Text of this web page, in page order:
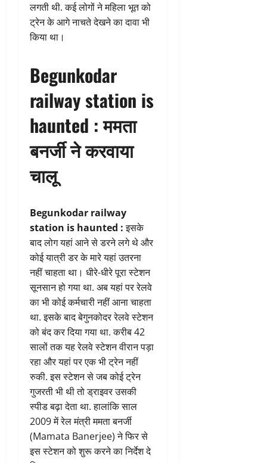
लगती थी. कई लोगों ने महिला भूत को
ट्रेन के आगे नाचते देखने का दावा भी
किया था।
Begunkodar
railway station is
haunted : ममता
बनर्जी ने करवाया
चालू
Begunkodar railway
station is haunted :इसके
बाद लोग यहां आने से डरने लगे थे और
कोई यात्री डर के मारे यहां उतरना
नहीं चाहता था। धीरे-धीरे पूरा स्टेशन
सूनसान हो गया था. अब यहां पर रेलवे
का भी कोई कर्मचारी नहीं आना चाहता
था. इसके बाद बेगुनकोदर रेलवे स्टेशन
को बंद कर दिया गया था. करीब 42
सालों तक यह रेलवे स्टेशन वीरान पड़ा
रहा और यहां पर एक भी ट्रेन नहीं
रुकी. इस स्टेशन से जब कोई ट्रेन
गुजरती भी थी तो ड्राइवर उसकी
स्पीड बढ़ा देता था. हालांकि साल
2009 में रेल मंत्री ममता बनर्जी
(Mamata Banerjee) ने फिर से
इस स्टेशन को शुरू करने का निर्देश दे